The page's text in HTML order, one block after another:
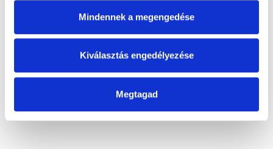
Mindennek a megengedése
Kiválasztás engedélyezése
Megtagad